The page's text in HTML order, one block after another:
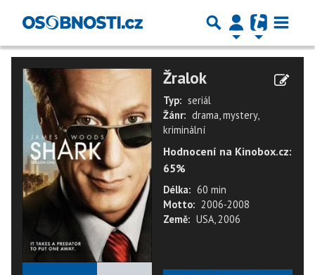
Žralok
Typ: seriál
Žánr: drama, mystery,
kriminální
Hodnocení na Kinobox.cz:
65%
Délka: 60 min
Motto: 2006-2008
Země: USA, 2006